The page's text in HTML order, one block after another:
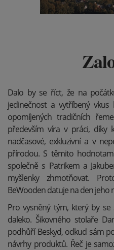
Dalo by se říct, že na
jedinečnost a vytříbený vkus
opomíjených tradičních
především víra v práci, díky
nadčasové, exkluzivní a v
přírodou. S těmito
společně s Patrikem a
myšlenky zhmotňovat.
BeWooden datuje na den jeho
Pro vysněný tým, který by se
daleko. Šikovného stolaře
podhůří Beskyd, odkud sám
návrhy produktů. Řeč je